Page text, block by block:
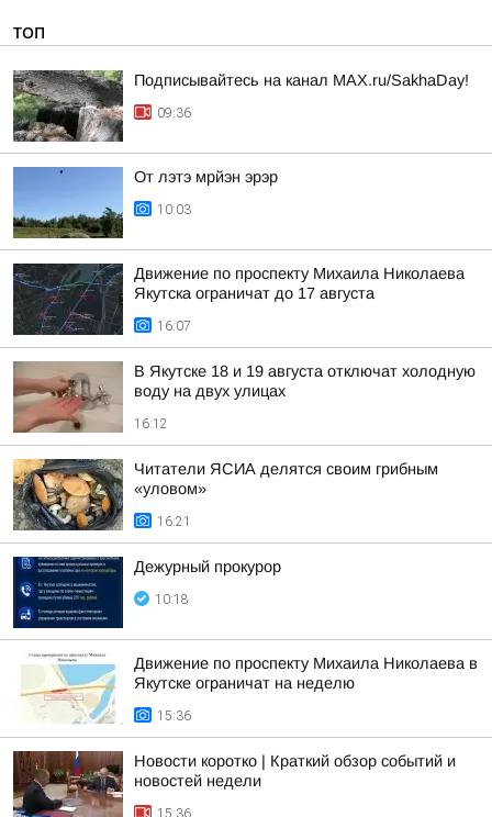
ТОП
Подписывайтесь на канал MAX.ru/SakhaDay!
09:36
От лэтэ мрйэн эрэр
10:03
Движение по проспекту Михаила Николаева
Якутска ограничат до 17 августа
16:07
В Якутске 18 и 19 августа отключат холодную
воду на двух улицах
16:12
Читатели ЯСИА делятся своим грибным
«уловом»
16:21
Дежурный прокурор
10:18
Движение по проспекту Михаила Николаева в
Якутске ограничат на неделю
15:36
Новости коротко | Краткий обзор событий и
новостей недели
15:36